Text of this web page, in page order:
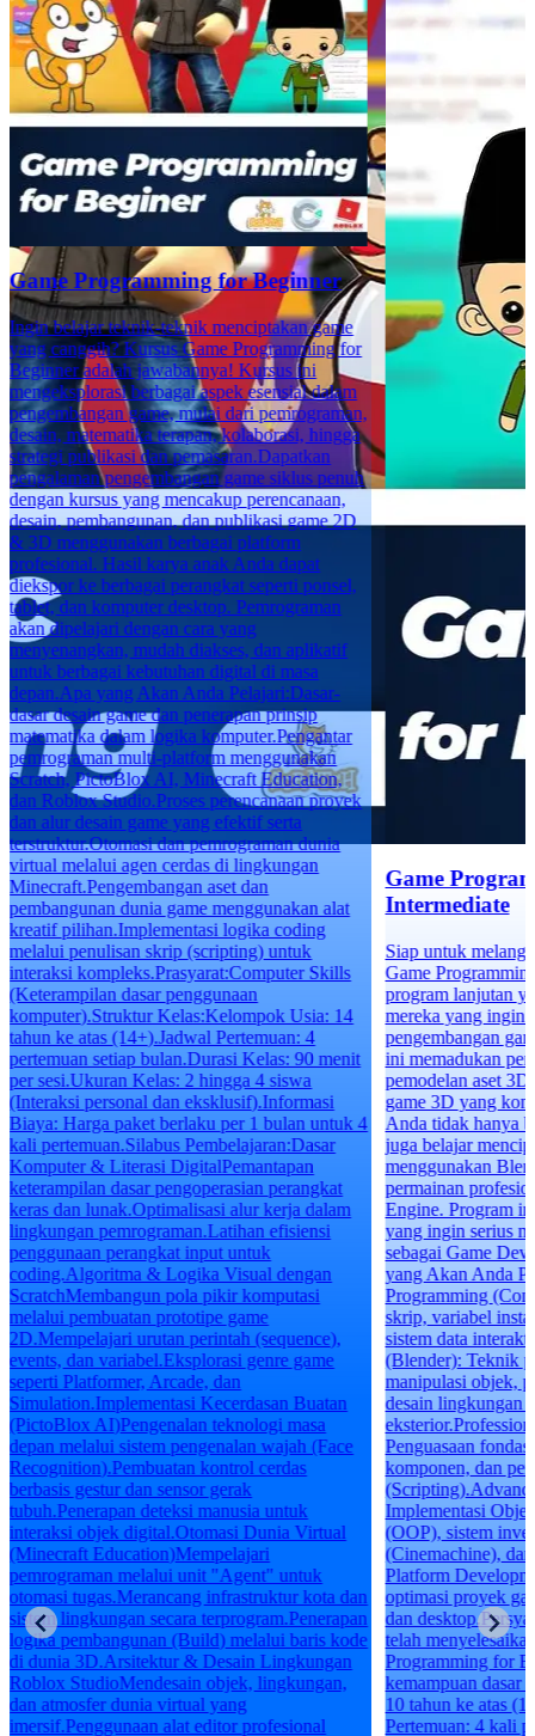
Game Programming for Beginner
Ingin belajar teknik-teknik menciptakan game
yang canggih? Kursus Game Programming for
Beginner adalah jawabannya! Kursus ini
mengeksplorasi berbagai aspek esensial dalam
pengembangan game, mulai dari pemrograman,
desain, matematika terapan, kolaborasi, hingga
strategi publikasi dan pemasaran.Dapatkan
pengalaman pengembangan game siklus penuh
dengan kursus yang mencakup perencanaan,
desain, pembangunan, dan publikasi game 2D
& 3D menggunakan berbagai platform
profesional. Hasil karya anak Anda dapat
diekspor ke berbagai perangkat seperti ponsel,
tablet, dan komputer desktop. Pemrograman
akan dipelajari dengan cara yang
menyenangkan, mudah diakses, dan aplikatif
untuk berbagai kebutuhan digital di masa
depan.Apa yang Akan Anda Pelajari:Dasar-
dasar desain game dan penerapan prinsip
matematika dalam logika komputer.Pengantar
pemrograman multi-platform menggunakan
Scratch, PictoBlox AI, Minecraft Education,
dan Roblox Studio.Proses perencanaan proyek
dan alur desain game yang efektif serta
terstruktur.Otomasi dan pemrograman dunia
virtual melalui agen cerdas di lingkungan
Minecraft.Pengembangan aset dan
pembangunan dunia game menggunakan alat
kreatif pilihan.Implementasi logika coding
melalui penulisan skrip (scripting) untuk
interaksi kompleks.Prasyarat:Computer Skills
(Keterampilan dasar penggunaan
komputer).Struktur Kelas:Kelompok Usia: 14
tahun ke atas (14+).Jadwal Pertemuan: 4
pertemuan setiap bulan.Durasi Kelas: 90 menit
per sesi.Ukuran Kelas: 2 hingga 4 siswa
(Interaksi personal dan eksklusif).Informasi
Biaya: Harga paket berlaku per 1 bulan untuk 4
kali pertemuan.Silabus Pembelajaran:Dasar
Komputer & Literasi DigitalPemantapan
keterampilan dasar pengoperasian perangkat
keras dan lunak.Optimalisasi alur kerja dalam
lingkungan pemrograman.Latihan efisiensi
penggunaan perangkat input untuk
coding.Algoritma & Logika Visual dengan
ScratchMembangun pola pikir komputasi
melalui pembuatan prototipe game
2D.Mempelajari urutan perintah (sequence),
events, dan variabel.Eksplorasi genre game
seperti Platformer, Arcade, dan
Simulation.Implementasi Kecerdasan Buatan
(PictoBlox AI)Pengenalan teknologi masa
depan melalui sistem pengenalan wajah (Face
Recognition).Pembuatan kontrol cerdas
berbasis gestur dan sensor gerak
tubuh.Penerapan deteksi manusia untuk
interaksi objek digital.Otomasi Dunia Virtual
(Minecraft Education)Mempelajari
pemrograman melalui unit "Agent" untuk
otomasi tugas.Merancang infrastruktur kota dan
sistem lingkungan secara terprogram.Penerapan
logika pembangunan (Build) melalui baris kode
di dunia 3D.Arsitektur & Desain Lingkungan
Roblox StudioMendesain objek, lingkungan,
dan atmosfer dunia virtual yang
imersif.Penggunaan alat editor profesional
Game
Intermediate
Siap untuk
Game
program lanjutan
mereka yang ingin
pengembangan
ini memadukan
pemodelan aset
game 3D yang
Anda tidak hanya
juga belajar
menggunakan
permainan
Engine. Program
yang ingin serius
sebagai Game
yang Akan Anda
Programming
skrip, variabel
sistem data
(Blender): Teknik
manipulasi objek,
desain lingkungan
Penguasaan
komponen, dan
Implementasi
(OOP), sistem
(Cinemachine),
Platform
optimasi proyek
dan
telah
Programming for
kemampuan dasar
10 tahun ke atas
Pertemuan: 4 kali